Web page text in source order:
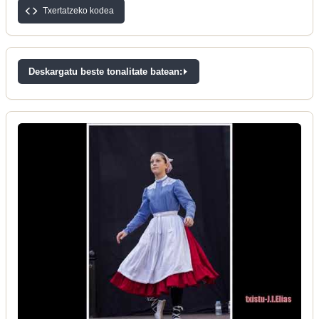
Txertatzeko kodea
Deskargatu beste tonalitate batean: